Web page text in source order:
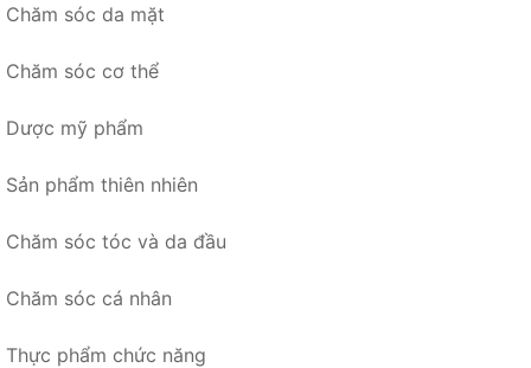
Chăm sóc da mặt
Chăm sóc cơ thể
Dược mỹ phẩm
Sản phẩm thiên nhiên
Chăm sóc tóc và da đầu
Chăm sóc cá nhân
Thực phẩm chức năng